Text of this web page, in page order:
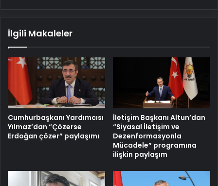
İlgili Makaleler
Cumhurbaşkanı Yardımcısı
Yılmaz’dan “Çözerse
Erdoğan çözer” paylaşımı
İletişim Başkanı Altun’dan
“Siyasal İletişim ve
Dezenformasyonla
Mücadele” programına
ilişkin paylaşım